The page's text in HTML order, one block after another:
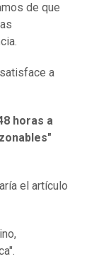
de que
a
horas a
el artículo